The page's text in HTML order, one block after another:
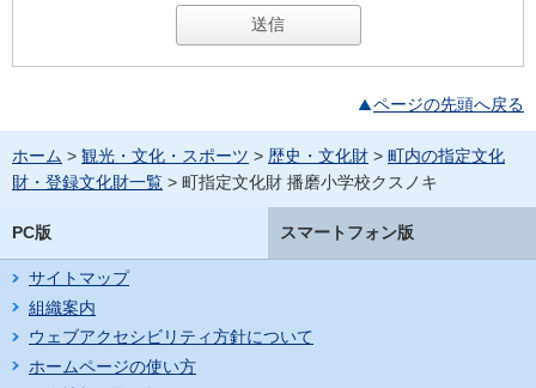
ページの先頭へ戻る
ホーム > 観光・文化・スポーツ > 歴史・文化財 > 町内の指定文化
財・登録文化財一覧 > 町指定文化財 播磨小学校クスノキ
PC版 スマートフォン版
サイトマップ
組織案内
ウェブアクセシビリティ方針について
ホームページの使い方